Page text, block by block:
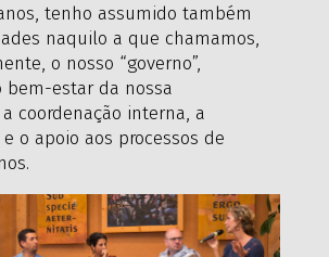
tenho assumido também
naquilo a que chamamos,
o nosso “governo”,
bem-estar da nossa
coordenação interna, a
o apoio aos processos de